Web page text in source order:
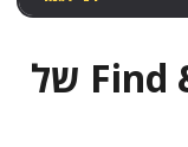
פונקציות Find & Replace של